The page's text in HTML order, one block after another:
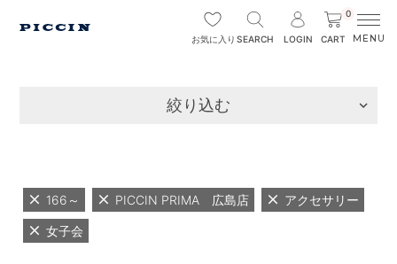
お気に入り SEARCH LOGIN
0
CART
絞り込む
166～ PICCIN PRIMA 広島店 アクセサリー
女子会